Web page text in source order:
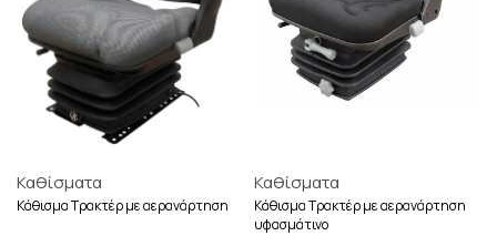
Καθίσματα
Κάθισμα Τρακτέρ με αερανάρτηση
Καθίσματα
Κάθισμα Τρακτέρ με αερανάρτηση
υφασμάτινο